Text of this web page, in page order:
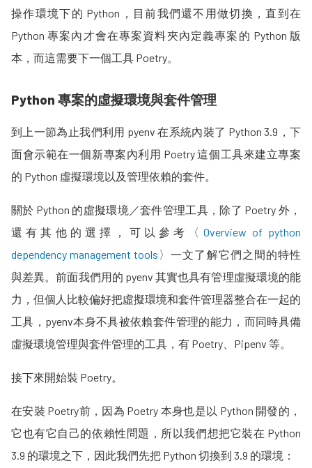
操作環境下的 Python，目前我們還不用做切換，直到在
Python 專案內才會在專案資料夾內定義專案的 Python 版
本，而這需要下一個工具 Poetry。
Python 專案的虛擬環境與套件管理
到上一節為止我們利用 pyenv 在系統內裝了 Python 3.9，下
面會示範在一個新專案內利用 Poetry 這個工具來建立專案
的 Python 虛擬環境以及管理依賴的套件。
關於 Python 的虛擬環境／套件管理工具，除了 Poetry 外，
還有其他的選擇，可以參考〈 Overview of python
dependency management tools 〉一文了解它們之間的特性
與差異。前面我們用的 pyenv 其實也具有管理虛擬環境的能
力，但個人比較偏好把虛擬環境和套件管理器整合在一起的
工具，pyenv本身不具被依賴套件管理的能力，而同時具備
虛擬環境管理與套件管理的工具，有 Poetry、Pipenv 等。
接下來開始裝 Poetry。
在安裝 Poetry前，因為 Poetry 本身也是以 Python 開發的，
它也有它自己的依賴性問題，所以我們想把它裝在 Python
3.9 的環境之下，因此我們先把 Python 切換到 3.9 的環境：